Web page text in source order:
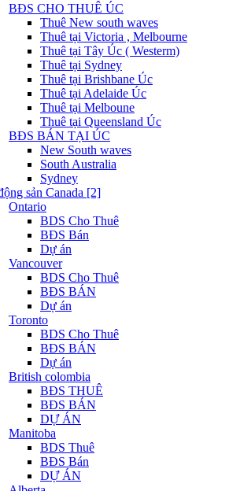
BĐS CHO THUÊ ÚC
Thuê New south waves
Thuê tại Victoria , Melbourne
Thuê tại Tây Úc ( Westerm)
Thuê tại Sydney
Thuê tại Brishbane Úc
Thuê tại Adelaide Úc
Thuê tại Melboune
Thuê tại Queensland Úc
BĐS BÁN TẠI ÚC
New South waves
South Australia
Sydney
sản Canada [2]
Ontario
BDS Cho Thuê
BĐS Bán
Dự án
Vancouver
BDS Cho Thuê
BĐS BÁN
Dự án
Toronto
BDS Cho Thuê
BĐS BÁN
Dự án
British colombia
BĐS THUÊ
BĐS BÁN
DỰ ÁN
Manitoba
BDS Thuê
BĐS Bán
DỰ ÁN